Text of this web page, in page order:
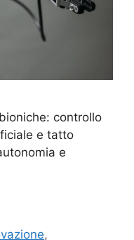
controllo
e tatto
e
,